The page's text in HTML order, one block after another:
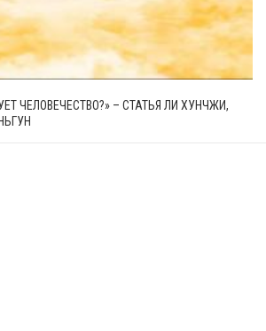
ЧЕЛОВЕЧЕСТВО?» – СТАТЬЯ ЛИ ХУНЧЖИ,